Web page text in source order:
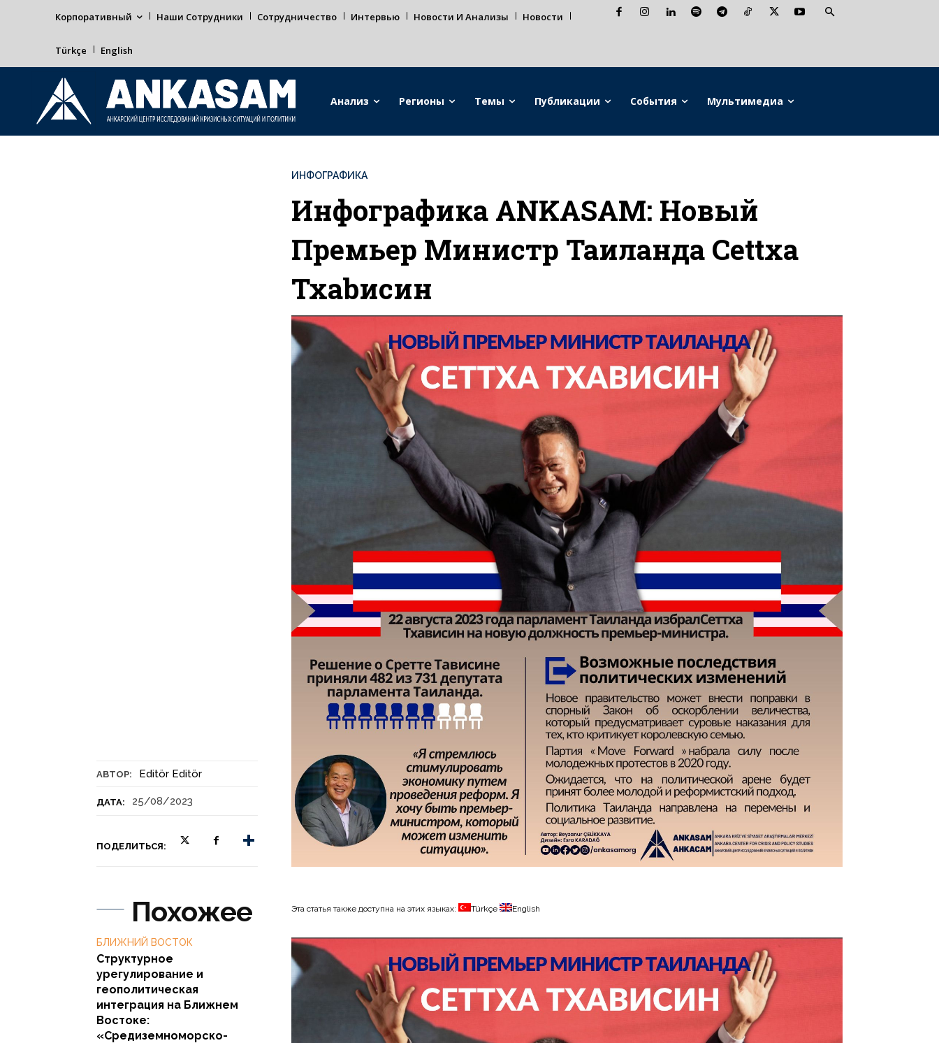
Корпоративный Наши Сотрудники Сотрудничество Интервью Новости И Анализы Новости
Türkçe English
Анализ Регионы Темы Публикации События Мультимедиа
АВТОР: Editör Editör
ДАТА: 25/08/2023
ПОДЕЛИТЬСЯ:
ИНФОГРАФИКА
Инфографика ANKASAM: Новый
Премьер Министр Таиланда Cettxa
Txabисин
Похожее
БЛИЖНИЙ ВОСТОК
Структурное
урегулирование и
геополитическая
интеграция на Ближнем
Востоке:
«Средиземноморско-
Эта статья также доступна на этих языках: Türkçe English